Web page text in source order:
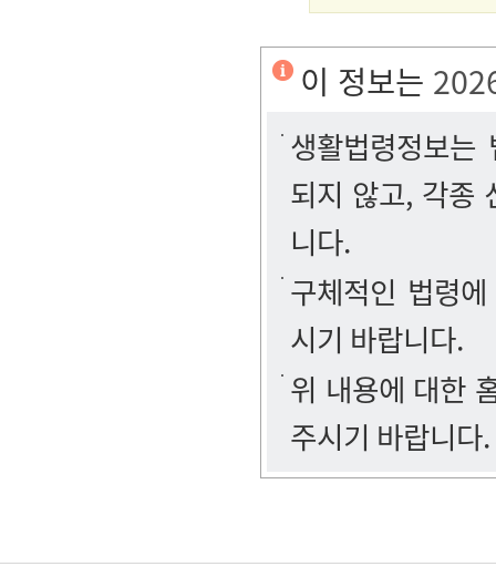
이 정보는
생활법령정보
되지 않고, 각종
니다.
구체적인 법령
시기 바랍니다.
위 내용에 대한
주시기 바랍니다.